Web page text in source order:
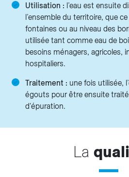
Utilisation : l’eau est ensuite
l’ensemble du territoire, que
fontaines ou au niveau des
utilisée tant comme eau de
besoins ménagers, agricoles,
hospitaliers.
Traitement : une fois utilisée,
égouts pour être ensuite
d'épuration.
La